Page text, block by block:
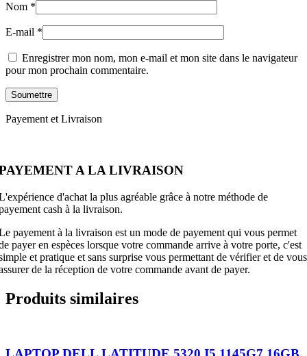
Nom *
E-mail *
Enregistrer mon nom, mon e-mail et mon site dans le navigateur
pour mon prochain commentaire.
Payement et Livraison
A LA LIVRAISON
d'achat la plus agréable grâce à notre méthode de
cash à la livraison.
payement à la livraison est un mode de payement qui vous permet
payer en espèces lorsque votre commande arrive à votre porte, c'est
et pratique et sans surprise vous permettant de vérifier et de vous
de la réception de votre commande avant de payer.
Produits similaires